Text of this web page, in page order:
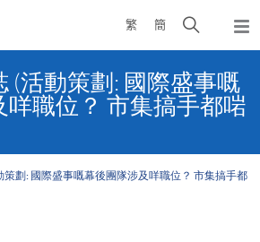
繁 簡
Open
search
panel
(活動策劃: 國際盛事嘅
咩職位？ 市集搞手都啱
策劃: 國際盛事嘅幕後團隊涉及咩職位？ 市集搞手都